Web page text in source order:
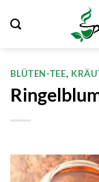
Inhalt
BLÜTEN-TEE,